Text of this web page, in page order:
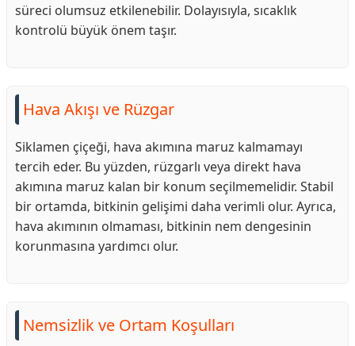
süreci olumsuz etkilenebilir. Dolayısıyla, sıcaklık
kontrolü büyük önem taşır.
Hava Akışı ve Rüzgar
Siklamen çiçeği, hava akımına maruz kalmamayı
tercih eder. Bu yüzden, rüzgarlı veya direkt hava
akımına maruz kalan bir konum seçilmemelidir. Stabil
bir ortamda, bitkinin gelişimi daha verimli olur. Ayrıca,
hava akımının olmaması, bitkinin nem dengesinin
korunmasına yardımcı olur.
Nemsizlik ve Ortam Koşulları